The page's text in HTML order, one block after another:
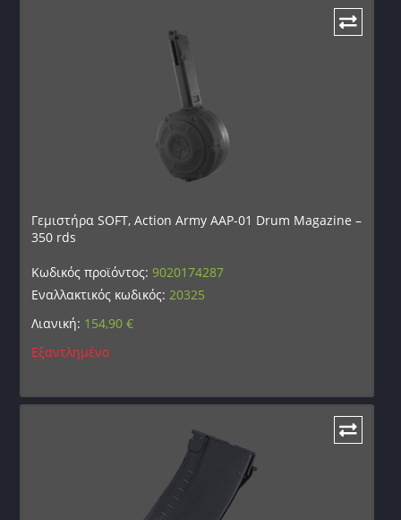
Γεμιστήρα SOFT, Action Army AAP-01 Drum Magazine –
350 rds
Κωδικός προϊόντος:9020174287
Εναλλακτικός κωδικός:20325
Λιανική: 154,90€
Εξαντλημένο